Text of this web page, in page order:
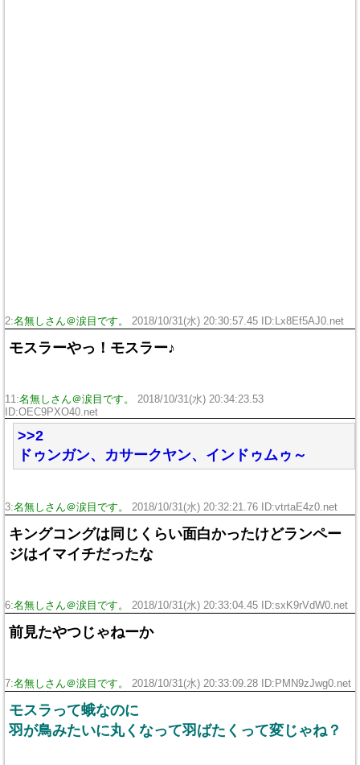
2:名無しさん＠涙目です。 2018/10/31(水) 20:30:57.45 ID:Lx8Ef5AJ0.net
モスラーやっ！モスラー♪
11:名無しさん＠涙目です。
2018/10/31(水) 20:34:23.53
ID:OEC9PXO40.net
>>2
ドゥンガン、カサークヤン、インドゥムゥ～
3:名無しさん＠涙目です。 2018/10/31(水) 20:32:21.76 ID:vtrtaE4z0.net
キングコングは同じくらい面白かったけどランペー
ジはイマイチだったな
6:名無しさん＠涙目です。 2018/10/31(水) 20:33:04.45 ID:sxK9rVdW0.net
前見たやつじゃねーか
7:名無しさん＠涙目です。 2018/10/31(水) 20:33:09.28 ID:PMN9zJwg0.net
モスラって蛾なのに
羽が鳥みたいに丸くなって羽ばたくって変じゃね？